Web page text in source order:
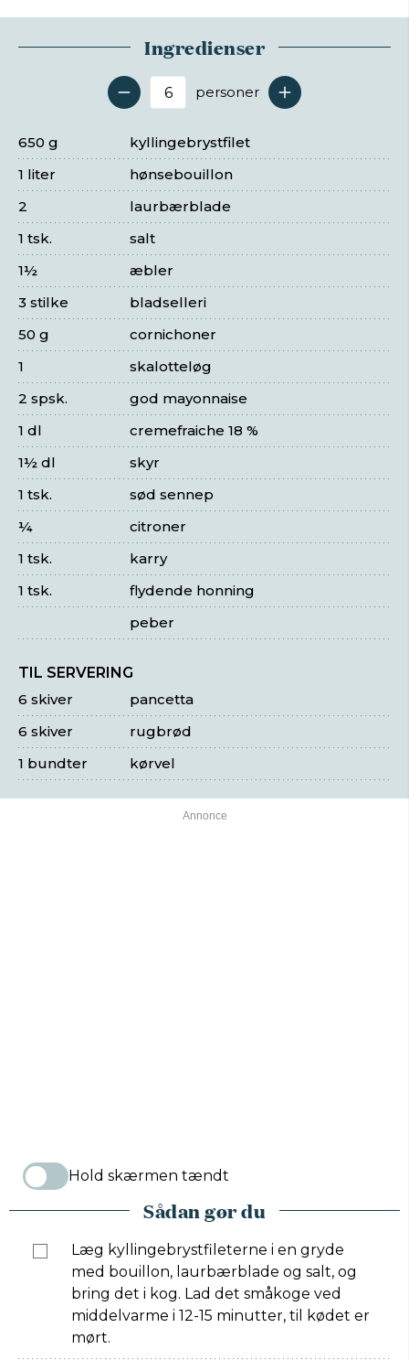
Ingredienser
Antal serveringer
personer
kyllingebrystfilet
650 g
hønsebouillon
1 liter
laurbærblade
2
salt
1 tsk.
æbler
1½
bladselleri
3 stilke
cornichoner
50 g
skalotteløg
1
god mayonnaise
2 spsk.
cremefraiche 18 %
1 dl
skyr
1½ dl
sød sennep
1 tsk.
citroner
¼
karry
1 tsk.
flydende honning
1 tsk.
peber
TIL SERVERING
pancetta
6 skiver
rugbrød
6 skiver
kørvel
1 bundter
Hold skærmen tændt
Sådan gør du
Læg kyllingebrystfileterne i en gryde
med bouillon, laurbærblade og salt, og
bring det i kog. Lad det småkoge ved
middelvarme i 12-15 minutter, til kødet er
mørt.